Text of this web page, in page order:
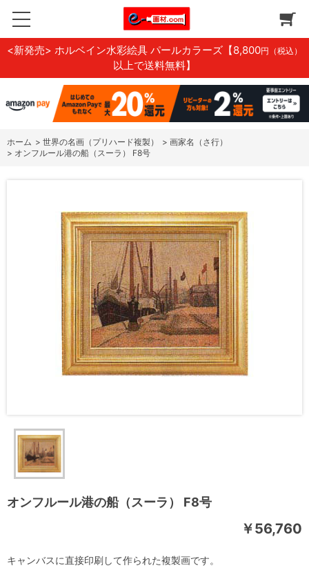
<新発売> ホルベイン水彩絵具 パールカラーズ 【8,800円（税込）
以上で送料無料】
ホーム > 世界の名画（プリハード複製） > 画家名（さ行）
> オンフルール港の船（スーラ） F8号
オンフルール港の船（スーラ） F8号
￥56,760
キャンバスに直接印刷して作られた複製画です。